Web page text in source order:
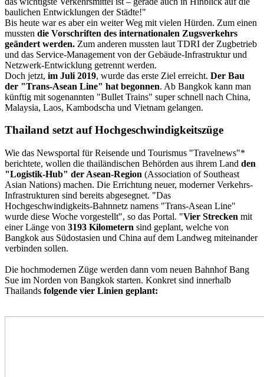
baulichen Entwicklungen der Städte!"
Bis heute war es aber ein weiter Weg mit vielen Hürden. Zum einen
mussten die Vorschriften des internationalen Zugsverkehrs
geändert werden. Zum anderen mussten laut TDRI der Zugbetrieb
und das Service-Management von der Gebäude-Infrastruktur und
Netzwerk-Entwicklung getrennt werden.
Doch jetzt, im Juli 2019, wurde das erste Ziel erreicht. Der Bau
der "Trans-Asean Line" hat begonnen. Ab Bangkok kann man
künftig mit sogenannten "Bullet Trains" super schnell nach China,
Malaysia, Laos, Kambodscha und Vietnam gelangen.
Thailand setzt auf Hochgeschwindigkeitszüge
Wie das Newsportal für Reisende und Tourismus "Travelnews"*
berichtete, wollen die thailändischen Behörden aus ihrem Land den
"Logistik-Hub" der Asean-Region (Association of Southeast
Asian Nations) machen. Die Errichtung neuer, moderner Verkehrs-
Infrastrukturen sind bereits abgesegnet. "Das
Hochgeschwindigkeits-Bahnnetz namens "Trans-Asean Line"
wurde diese Woche vorgestellt", so das Portal. "Vier Strecken mit
einer Länge von 3193 Kilometern sind geplant, welche von
Bangkok aus Südostasien und China auf dem Landweg miteinander
verbinden sollen.
Die hochmodernen Züge werden dann vom neuen Bahnhof Bang
Sue im Norden von Bangkok starten. Konkret sind innerhalb
Thailands folgende vier Linien geplant: